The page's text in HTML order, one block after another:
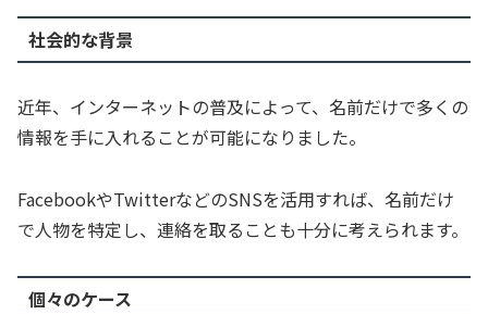
社会的な背景
近年、インターネットの普及によって、名前だけで多くの
情報を手に入れることが可能になりました。
FacebookやTwitterなどのSNSを活用すれば、名前だけ
で人物を特定し、連絡を取ることも十分に考えられます。
個々のケース